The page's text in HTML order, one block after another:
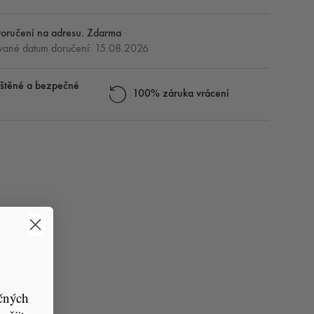
na adresu. Zdarma
datum doručení: 15.08.2026
a bezpečné
100% záruka vrácení